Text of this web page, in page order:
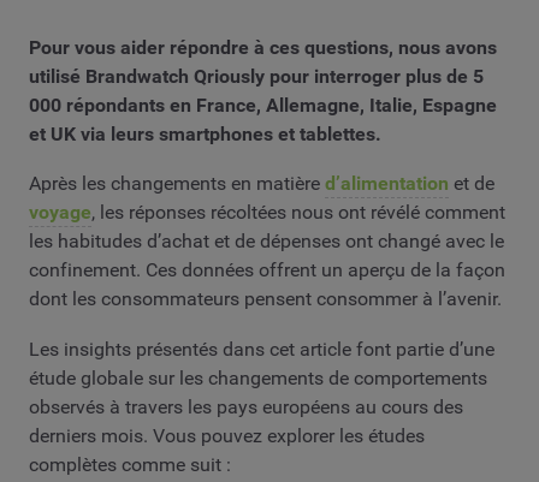
Pour vous aider répondre à ces questions, nous avons
utilisé Brandwatch Qriously pour interroger plus de 5
000 répondants en France, Allemagne, Italie, Espagne
et UK via leurs smartphones et tablettes.
Après les changements en matière d’alimentation et de
voyage, les réponses récoltées nous ont révélé comment
les habitudes d’achat et de dépenses ont changé avec le
confinement. Ces données offrent un aperçu de la façon
dont les consommateurs pensent consommer à l’avenir.
Les insights présentés dans cet article font partie d’une
étude globale sur les changements de comportements
observés à travers les pays européens au cours des
derniers mois. Vous pouvez explorer les études
complètes comme suit :